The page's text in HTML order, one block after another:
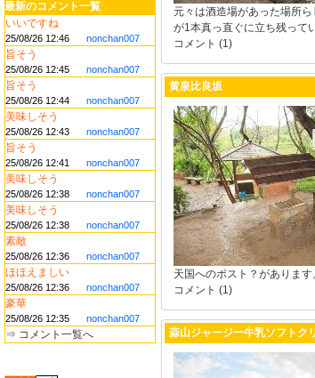
最新のコメント一覧
いいですね
25/08/26 12:46 nonchan007
旨そう
25/08/26 12:45 nonchan007
旨そう
25/08/26 12:44 nonchan007
美味しそう
25/08/26 12:43 nonchan007
旨そう
25/08/26 12:41 nonchan007
美味しそう
25/08/26 12:38 nonchan007
美味しそう
25/08/26 12:38 nonchan007
素敵
25/08/26 12:36 nonchan007
ほほえましい
25/08/26 12:36 nonchan007
豪華
25/08/26 12:35 nonchan007
⇒ コメント一覧へ
元々は酒造場があった場所
が1本真っ直ぐに立ち残って
コメント (1)
黄泉比良坂
天国へのポスト？があります
コメント (1)
蒜山ジャージー牛乳ソフトク